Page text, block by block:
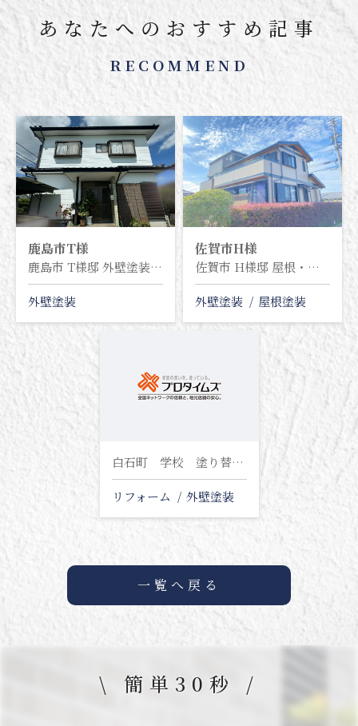
あなたへのおすすめ記事
RECOMMEND
鹿島市T様
鹿島市 T様邸 外壁塗装塗り替え工事
外壁塗装
佐賀市H様
佐賀市 H様邸 屋根・外壁塗装塗り替え工事
外壁塗装 屋根塗装
白石町 学校 塗り替え工事
リフォーム 外壁塗装
一覧へ戻る
\ 簡単30秒 /